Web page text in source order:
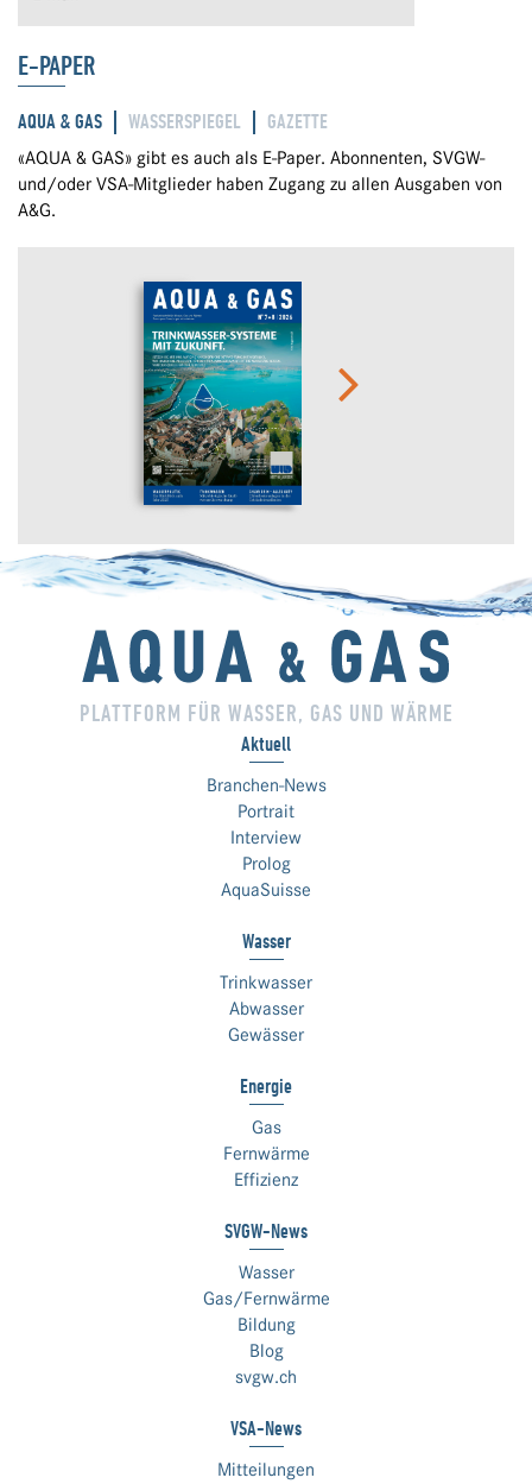
E-PAPER
AQUA & GAS WASSERSPIEGEL GAZETTE
«AQUA & GAS» gibt es auch als E-Paper. Abonnenten, SVGW-
und/oder VSA-Mitglieder haben Zugang zu allen Ausgaben von
A&G.
PLATTFORM FÜR WASSER, GAS UND WÄRME
Aktuell
Branchen-News
Portrait
Interview
Prolog
AquaSuisse
Wasser
Trinkwasser
Abwasser
Gewässer
Energie
Gas
Fernwärme
Effizienz
SVGW-News
Wasser
Gas/Fernwärme
Bildung
Blog
svgw.ch
VSA-News
Mitteilungen